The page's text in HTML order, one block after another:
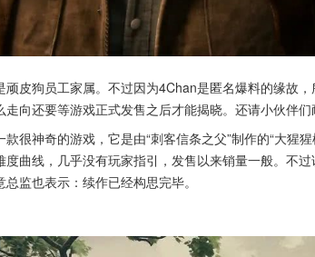
顽皮狗员工家属。不过因为4Chan是匿名爆料的缘故
向还要等游戏正式发售之后才能揭晓。还请小伙伴们
款很神奇的游戏，它是由“刺客信条之父”制作的“大猩
度曲线，几乎没有玩家指引，发售以来销量一般。不
监也表示：续作已经构思完毕。